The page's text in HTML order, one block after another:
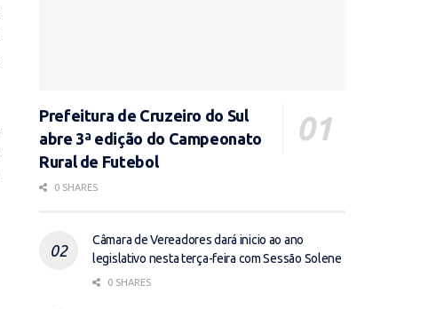
Prefeitura de Cruzeiro do Sul
abre 3ª edição do Campeonato
Rural de Futebol
0 SHARES
Câmara de Vereadores dará inicio ao ano
legislativo nesta terça-feira com Sessão Solene
0 SHARES